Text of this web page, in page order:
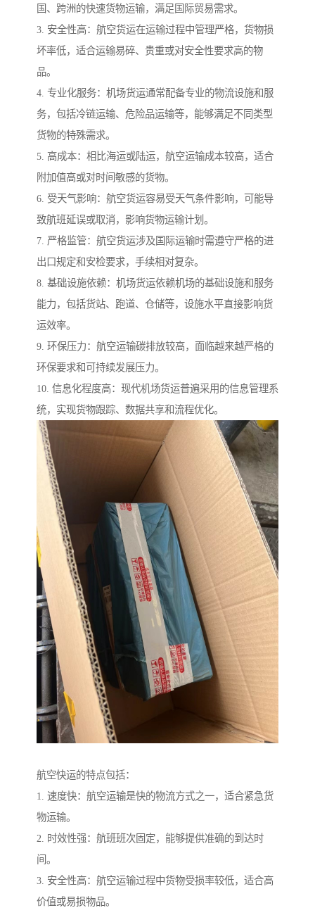
国、跨洲的快速货物运输，满足国际贸易需求。
3. 安全性高：航空货运在运输过程中管理严格，货物损
坏率低，适合运输易碎、贵重或对安全性要求高的物
品。
4. 专业化服务：机场货运通常配备专业的物流设施和服
务，包括冷链运输、危险品运输等，能够满足不同类型
货物的特殊需求。
5. 高成本：相比海运或陆运，航空运输成本较高，适合
附加值高或对时间敏感的货物。
6. 受天气影响：航空货运容易受天气条件影响，可能导
致航班延误或取消，影响货物运输计划。
7. 严格监管：航空货运涉及国际运输时需遵守严格的进
出口规定和安检要求，手续相对复杂。
8. 基础设施依赖：机场货运依赖机场的基础设施和服务
能力，包括货站、跑道、仓储等，设施水平直接影响货
运效率。
9. 环保压力：航空运输碳排放较高，面临越来越严格的
环保要求和可持续发展压力。
10. 信息化程度高：现代机场货运普遍采用的信息管理系
统，实现货物跟踪、数据共享和流程优化。
航空快运的特点包括：
1. 速度快：航空运输是快的物流方式之一，适合紧急货
物运输。
2. 时效性强：航班班次固定，能够提供准确的到达时
间。
3. 安全性高：航空运输过程中货物受损率较低，适合高
价值或易损物品。